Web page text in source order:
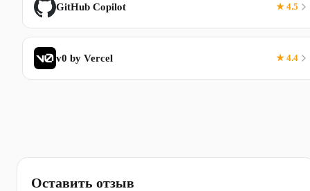
GitHub Copilot ★ 4.5
v0 by Vercel ★ 4.4
Оставить отзыв